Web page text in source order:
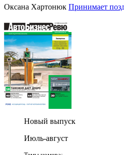
Оксана Хартонюк Принимает
Новый выпуск
Июль-август